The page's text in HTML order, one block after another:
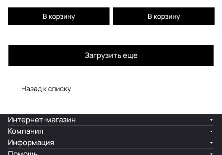
В корзину В корзину
Загрузить еще
Назад к списку
Интернет-магазин
Компания
Информация